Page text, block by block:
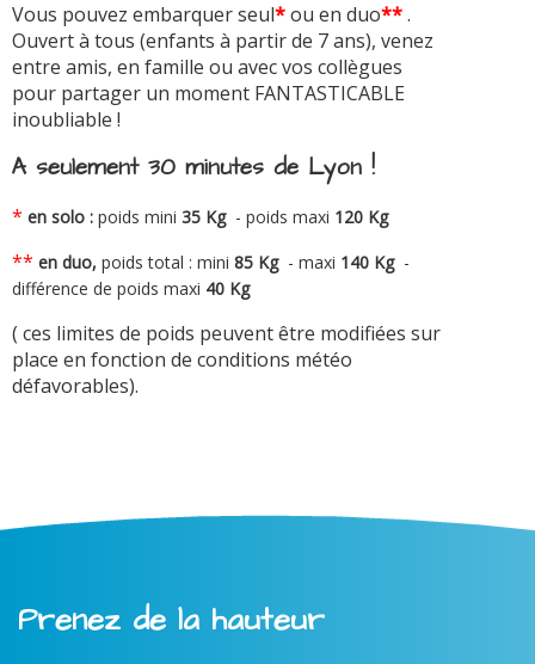
Vous pouvez embarquer seul*ou en duo**.
Ouvert à tous (enfants à partir de 7 ans), venez
entre amis, en famille ou avec vos collègues
pour partager un moment FANTASTICABLE
inoubliable !
A seulement 30 minutes de Lyon !
* en solo : poids mini 35 Kg - poids maxi 120 Kg
** en duo, poids total : mini 85 Kg - maxi 140 Kg -
différence de poids maxi 40 Kg
( ces limites de poids peuvent être modifiées sur
place en fonction de conditions météo
défavorables).
Prenez de la hauteur